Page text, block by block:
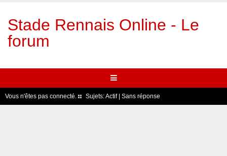
Stade Rennais Online - Le
forum
Vous n'êtes pas connecté. Sujets:Actif| Sans réponse